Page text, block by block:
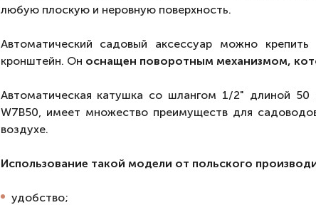
любую плоскую и неровную поверхность.
Автоматический садовый аксессуар можно
кронштейн. Он оснащен поворотным механизмом,
Автоматическая катушка со шлангом 1/2" длиной
W7B50, имеет множество преимуществ для
воздухе.
Использование такой модели от польского
удобство;